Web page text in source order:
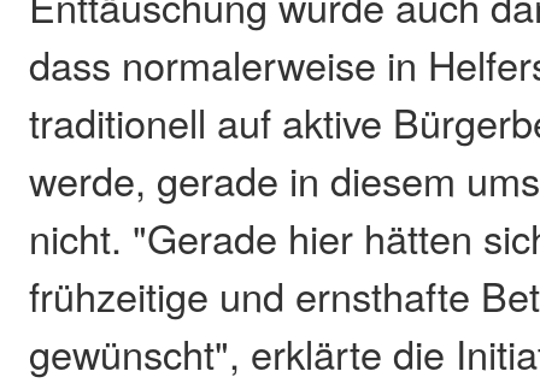
dass normalerweise in
traditionell auf aktive
werde, gerade in diesem
nicht. "Gerade hier hätten
frühzeitige und ernsthafte
gewünscht", erklärte die